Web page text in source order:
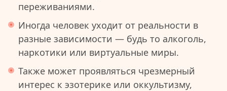
переживаниями.
Иногда человек уходит от реальности в
разные зависимости — будь то алкоголь,
наркотики или виртуальные миры.
Также может проявляться чрезмерный
интерес к эзотерике или оккультизму,